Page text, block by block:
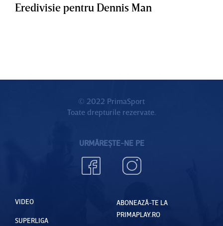
Eredivisie pentru Dennis Man
© 2022 PrimaSport
Toate drepturile rezervate.
URMĂREȘTE-NE PE
VIDEO
SUPERLIGA
ABONEAZĂ-TE LA
PRIMAPLAY.RO